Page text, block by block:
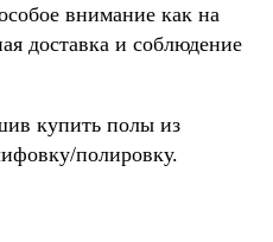
внимание как на
доставка и соблюдение
купить полы из
полировку.